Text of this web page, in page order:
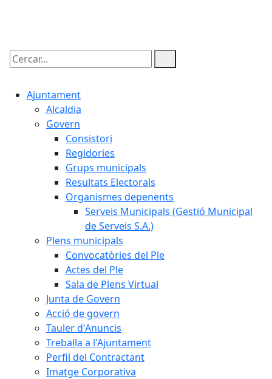
Cercar:
Ajuntament
Alcaldia
Govern
Consistori
Regidories
Grups municipals
Resultats Electorals
Organismes depenents
Serveis Municipals (Gestió Municipal
de Serveis S.A.)
Plens municipals
Convocatòries del Ple
Actes del Ple
Sala de Plens Virtual
Junta de Govern
Acció de govern
Tauler d'Anuncis
Treballa a l'Ajuntament
Perfil del Contractant
Imatge Corporativa